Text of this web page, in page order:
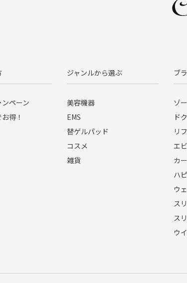
ペーン
得！
ジャンルから選ぶ
美容機器
EMS
替ゲルパッド
コスメ
雑貨
ブ
ゾ
ド
リ
エ
カ
ハ
ウ
ス
ス
ウ